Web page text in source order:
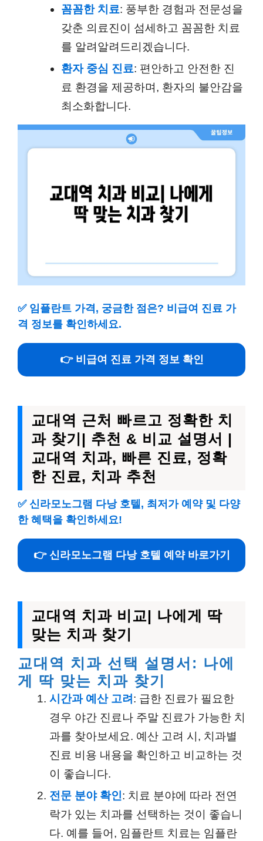
꼼꼼한 치료: 풍부한 경험과 전문성을
갖춘 의료진이 섬세하고 꼼꼼한 치료
를 알려알려드리겠습니다.
환자 중심 진료: 편안하고 안전한 진
료 환경을 제공하며, 환자의 불안감을
최소화합니다.
✅ 임플란트 가격, 궁금한 점은? 비급여 진료 가
격 정보를 확인하세요.
👉 비급여 진료 가격 정보 확인
교대역 근처 빠르고 정확한 치
과 찾기| 추천 & 비교 설명서 |
교대역 치과, 빠른 진료, 정확
한 진료, 치과 추천
✅ 신라모노그램 다낭 호텔, 최저가 예약 및 다양
한 혜택을 확인하세요!
👉 신라모노그램 다낭 호텔 예약 바로가기
교대역 치과 비교| 나에게 딱
맞는 치과 찾기
교대역 치과 선택 설명서: 나에
게 딱 맞는 치과 찾기
시간과 예산 고려 : 급한 진료가 필요한
경우 야간 진료나 주말 진료가 가능한 치
과를 찾아보세요. 예산 고려 시, 치과별
진료 비용 내용을 확인하고 비교하는 것
이 좋습니다.
전문 분야 확인: 치료 분야에 따라 전연
락가 있는 치과를 선택하는 것이 좋습니
다. 예를 들어, 임플란트 치료는 임플란